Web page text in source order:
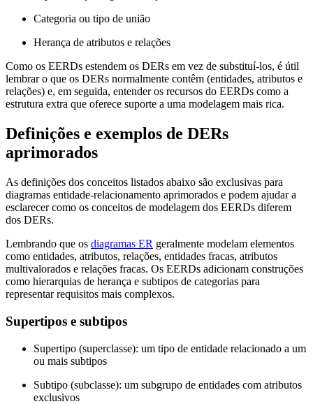
Categoria ou tipo de união
Herança de atributos e relações
Como os EERDs estendem os DERs em vez de substituí-los, é útil
lembrar o que os DERs normalmente contêm (entidades, atributos e
relações) e, em seguida, entender os recursos do EERDs como a
estrutura extra que oferece suporte a uma modelagem mais rica.
Definições e exemplos de DERs
aprimorados
As definições dos conceitos listados abaixo são exclusivas para
diagramas entidade-relacionamento aprimorados e podem ajudar a
esclarecer como os conceitos de modelagem dos EERDs diferem
dos DERs.
Lembrando que os diagramas ER geralmente modelam elementos
como entidades, atributos, relações, entidades fracas, atributos
multivalorados e relações fracas. Os EERDs adicionam construções
como hierarquias de herança e subtipos de categorias para
representar requisitos mais complexos.
Supertipos e subtipos
Supertipo (superclasse): um tipo de entidade relacionado a um
ou mais subtipos
Subtipo (subclasse): um subgrupo de entidades com atributos
exclusivos